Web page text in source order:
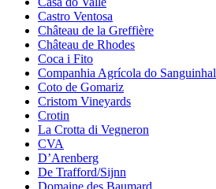
Castro Ventosa
Château de la Greffière
Château de Rhodes
Coca i Fito
Companhia Agrícola do Sanguinhal
Coto de Gomariz
Cristom Vineyards
Crotin
La Crotta di Vegneron
CVA
D’Arenberg
De Trafford/Sijnn
Domaine des Baumard